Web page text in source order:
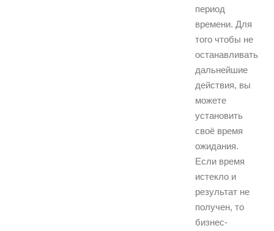
период
времени. Для
того чтобы не
останавливать
дальнейшие
действия, вы
можете
установить
своё время
ожидания.
Если время
истекло и
результат не
получен, то
бизнес-